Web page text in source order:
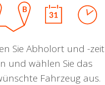
Sie Abholort und -zeit
und wählen Sie das
Fahrzeug aus.